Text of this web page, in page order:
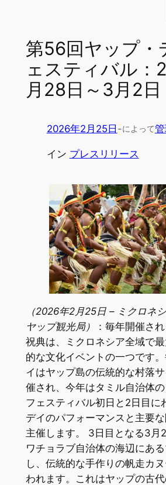
content第56回ヤップ・
ェスティバル：
月28日～3月2日
2026年2月25日 -によって
イン プレスリリース
（2026年2月25日 – ミクロネ
ヤップ観光局）
：毎年開催さ
祝典は、ミクロネシア全域で
的な文化イベントの一つです
イはヤップ島の伝統的な村落
催され、今年はタミル自治体の
フェスティバル初日と2日目に
デイのパフォーマンスと主要
主催します。 3日目となる3月
ワチョラブ自治体の海辺にあ
し、伝統的な手作りの帆走カ
われます。これはヤップの古